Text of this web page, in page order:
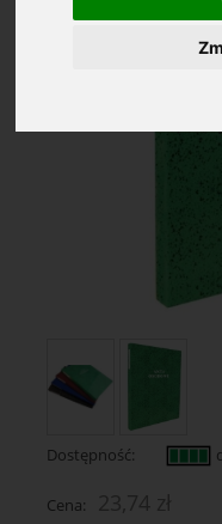
Dostępność:
Cena: